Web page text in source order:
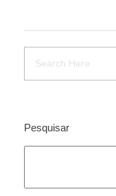
Pesquisar